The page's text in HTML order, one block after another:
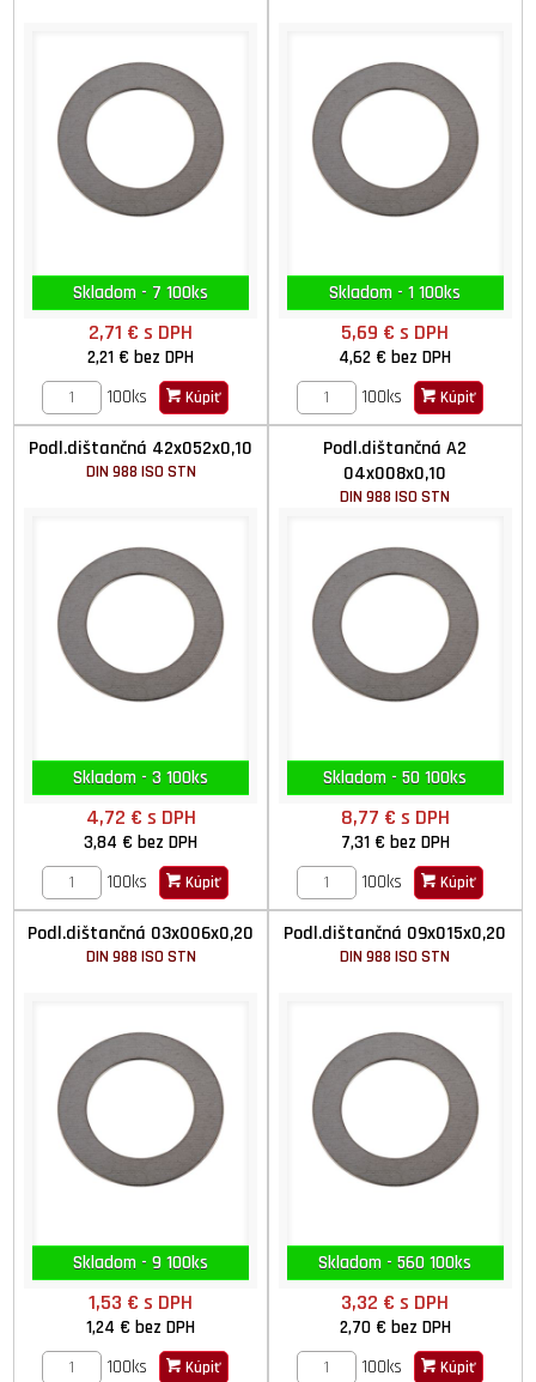
Skladom - 7 100ks
2,71 €s DPH
2,21 €bez DPH
100ks
Kúpiť
Skladom - 1 100ks
5,69 €s DPH
4,62 €bez DPH
100ks
Kúpiť
Podl.dištančná 42x052x0,10
DIN 988 ISO STN
Skladom - 3 100ks
4,72 € s DPH
3,84 €bez DPH
100ks
Kúpiť
Podl.dištančná A2
04x008x0,10
DIN 988 ISO STN
Skladom - 50 100ks
8,77 € s DPH
7,31 € bez DPH
100ks
Kúpiť
Podl.dištančná 03x006x0,20
DIN 988 ISO STN
Skladom - 9 100ks
1,53 €s DPH
1,24 €bez DPH
100ks
Kúpiť
Podl.dištančná 09x015x0,20
DIN 988 ISO STN
Skladom - 560 100ks
3,32 €s DPH
2,70 € bez DPH
100ks
Kúpiť